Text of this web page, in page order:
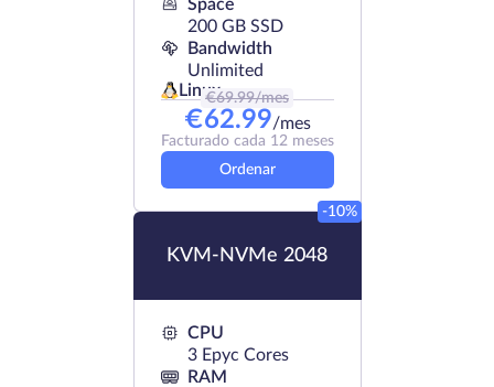
Space
200 GB SSD
Bandwidth
Unlimited
Linux
€69.99/mes
€62.99/mes
Facturado cada 12 meses
Ordenar
KVM-NVMe 2048
-10%
CPU
3 Epyc Cores
RAM